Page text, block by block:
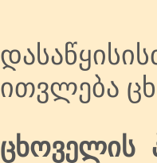
ითვლება
ცხოველის